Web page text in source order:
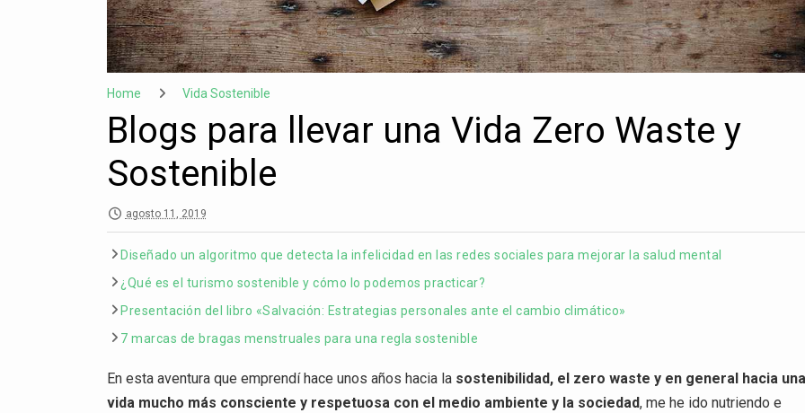
Home Vida Sostenible
Blogs para llevar una Vida Zero Waste y
Sostenible
agosto 11, 2019
Diseñado un algoritmo que detecta la infelicidad en las redes sociales para mejorar la salud mental
¿Qué es el turismo sostenible y cómo lo podemos practicar?
Presentación del libro «Salvación: Estrategias personales ante el cambio climático»
7 marcas de bragas menstruales para una regla sostenible
En esta aventura que emprendí hace unos años hacia la sostenibilidad, el zero waste y en general hacia
vida mucho más consciente y respetuosa con el medio ambiente y la sociedad, me he ido nutriendo e